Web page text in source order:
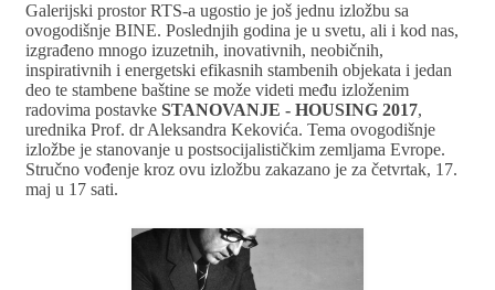
Galerijski prostor RTS-a ugostio je još jednu izložbu sa
ovogodišnje BINE. Poslednjih godina je u svetu, ali i kod nas,
izgrađeno mnogo izuzetnih, inovativnih, neobičnih,
inspirativnih i energetski efikasnih stambenih objekata i jedan
deo te stambene baštine se može videti među izloženim
radovima postavke STANOVANJE - HOUSING 2017,
urednika Prof. dr Aleksandra Kekovića. Tema ovogodišnje
izložbe je stanovanje u postsocijalističkim zemljama Evrope.
Stručno vođenje kroz ovu izložbu zakazano je za četvrtak, 17.
maj u 17 sati.